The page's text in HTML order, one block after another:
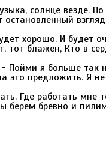
солнце везде.
хорошо. И будет
блажен, Кто в
Пойми я больше так
предложить. Я не
Где работать мне
берем бревно и